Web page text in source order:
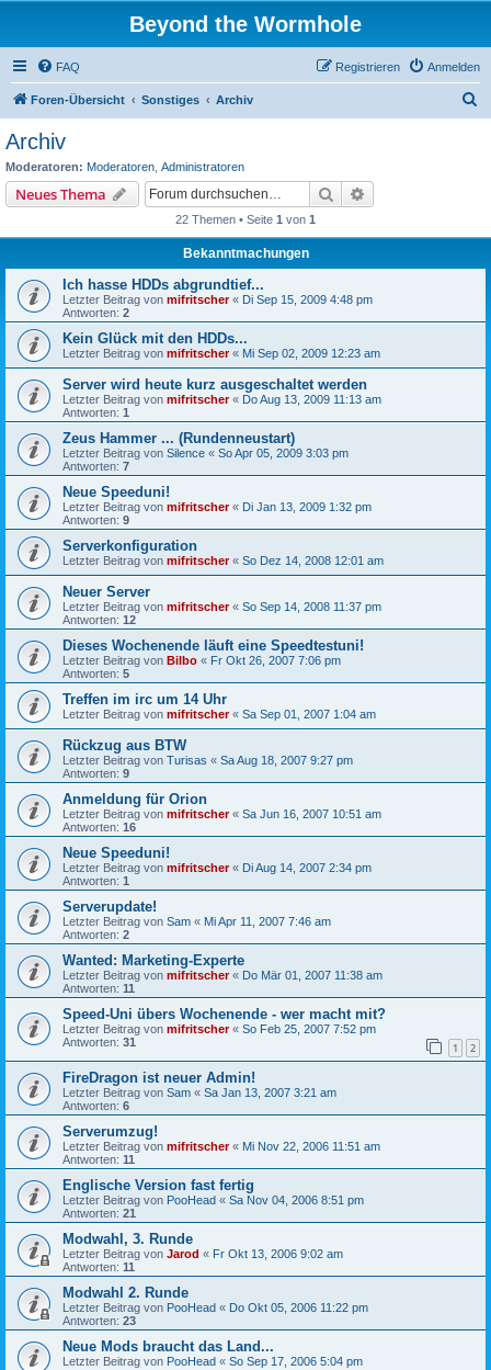
Beyond the Wormhole
FAQ Anmelden
Registrieren
Foren-Übersicht Sonstiges Archiv
Archiv
Moderatoren: Moderatoren Administratoren
Neues Thema Suche
22 Themen • Seite 1 von 1
Bekanntmachungen
Ich hasse HDDs abgrundtief...
Letzter Beitrag von mifritscher« Di Sep 15, 2009 4:48 pm
Antworten: 2
Kein Glück mit den HDDs...
Letzter Beitrag von mifritscher« Mi Sep 02, 2009 12:23 am
Server wird heute kurz ausgeschaltet werden
Letzter Beitrag von mifritscher« Do Aug 13, 2009 11:13 am
Antworten: 1
Zeus Hammer ... (Rundenneustart)
Letzter Beitrag von Silence « So Apr 05, 2009 3:03 pm
Antworten: 7
Neue Speeduni!
Letzter Beitrag von mifritscher« Di Jan 13, 2009 1:32 pm
Antworten: 9
Serverkonfiguration
Letzter Beitrag von mifritscher« So Dez 14, 2008 12:01 am
Neuer Server
Letzter Beitrag von mifritscher« So Sep 14, 2008 11:37 pm
Antworten: 12
Dieses Wochenende läuft eine Speedtestuni!
Letzter Beitrag von Bilbo « Fr Okt 26, 2007 7:06 pm
Antworten: 5
Treffen im irc um 14 Uhr
Letzter Beitrag von mifritscher« Sa Sep 01, 2007 1:04 am
Rückzug aus BTW
Letzter Beitrag von Turisas « Sa Aug 18, 2007 9:27 pm
Antworten: 9
Anmeldung für Orion
Letzter Beitrag von mifritscher« Sa Jun 16, 2007 10:51 am
Antworten: 16
Neue Speeduni!
Letzter Beitrag von mifritscher« Di Aug 14, 2007 2:34 pm
Antworten: 1
Serverupdate!
Letzter Beitrag von Sam « Mi Apr 11, 2007 7:46 am
Antworten: 2
Wanted: Marketing-Experte
Letzter Beitrag von mifritscher« Do Mär 01, 2007 11:38 am
Antworten: 11
Speed-Uni übers Wochenende - wer macht mit?
Letzter Beitrag von mifritscher« So Feb 25, 2007 7:52 pm
Antworten: 31 1 2
FireDragon ist neuer Admin!
Letzter Beitrag von Sam « Sa Jan 13, 2007 3:21 am
Antworten: 6
Serverumzug!
Letzter Beitrag von mifritscher« Mi Nov 22, 2006 11:51 am
Antworten: 11
Englische Version fast fertig
Letzter Beitrag von PooHead « Sa Nov 04, 2006 8:51 pm
Antworten: 21
Modwahl, 3. Runde
Letzter Beitrag von Jarod « Fr Okt 13, 2006 9:02 am
Antworten: 11
Modwahl 2. Runde
Letzter Beitrag von PooHead « Do Okt 05, 2006 11:22 pm
Antworten: 23
Neue Mods braucht das Land...
Letzter Beitrag von PooHead « So Sep 17, 2006 5:04 pm